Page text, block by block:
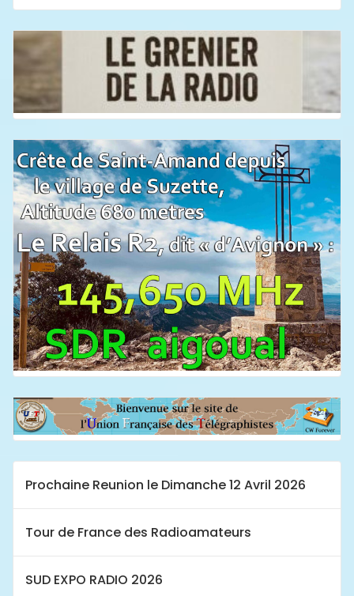
Prochaine Reunion le Dimanche 12 Avril 2026
Tour de France des Radioamateurs
SUD EXPO RADIO 2026